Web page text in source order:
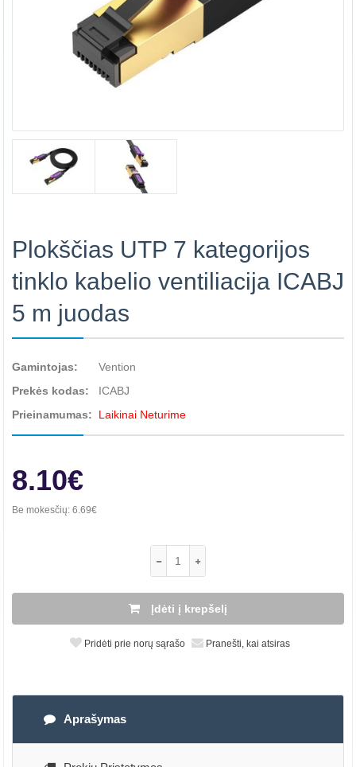
Plokščias UTP 7 kategorijos
tinklo kabelio ventiliacija ICABJ
5 m juodas
Gamintojas:
Vention
Prekės kodas:
ICABJ
Prieinamumas:
Laikinai Neturime
8.10€
Be mokesčių: 6.69€
Įdėti į krepšelį
Pridėti prie norų sąrašo Pranešti, kai atsiras
Aprašymas